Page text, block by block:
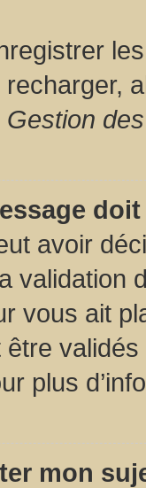
avoir
validation
vous ait
plus
mon